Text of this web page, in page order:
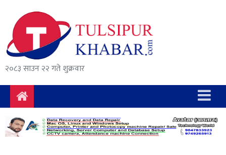
२०८३ साउन २२ गते शुक्रवार
समाचार
राजनीति
सुरक्षा/
अपराध
दुर्घटना
विचार